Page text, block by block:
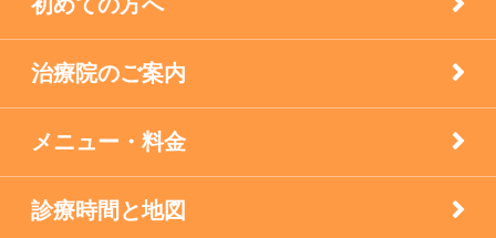
疾患
眼科の鍼灸
膝痛治療
治療院のご案内
メニュー・料金
診療時間と地図